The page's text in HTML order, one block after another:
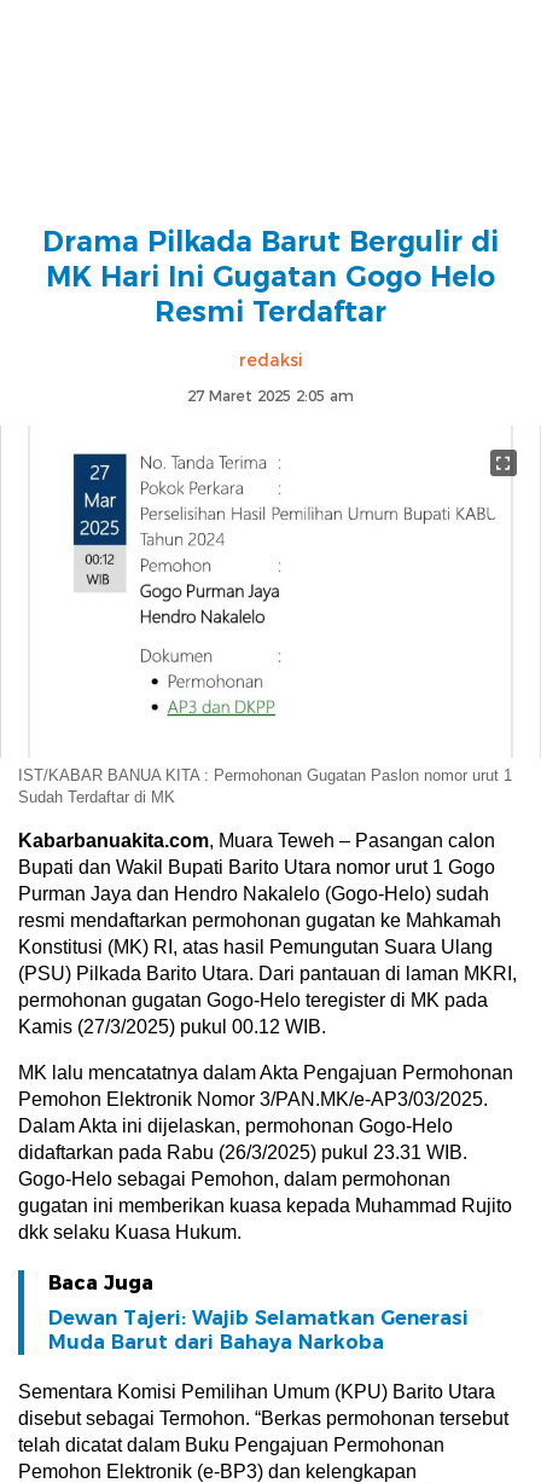
Drama Pilkada Barut Bergulir di
MK Hari Ini Gugatan Gogo Helo
Resmi Terdaftar
redaksi
27 Maret 2025 2:05 am
IST/KABAR BANUA KITA : Permohonan Gugatan Paslon nomor urut 1
Sudah Terdaftar di MK
Kabarbanuakita.com, Muara Teweh – Pasangan calon
Bupati dan Wakil Bupati Barito Utara nomor urut 1 Gogo
Purman Jaya dan Hendro Nakalelo (Gogo-Helo) sudah
resmi mendaftarkan permohonan gugatan ke Mahkamah
Konstitusi (MK) RI, atas hasil Pemungutan Suara Ulang
(PSU) Pilkada Barito Utara. Dari pantauan di laman MKRI,
permohonan gugatan Gogo-Helo teregister di MK pada
Kamis (27/3/2025) pukul 00.12 WIB.
MK lalu mencatatnya dalam Akta Pengajuan Permohonan
Pemohon Elektronik Nomor 3/PAN.MK/e-AP3/03/2025.
Dalam Akta ini dijelaskan, permohonan Gogo-Helo
didaftarkan pada Rabu (26/3/2025) pukul 23.31 WIB.
Gogo-Helo sebagai Pemohon, dalam permohonan
gugatan ini memberikan kuasa kepada Muhammad Rujito
dkk selaku Kuasa Hukum.
Baca Juga
Dewan Tajeri: Wajib Selamatkan Generasi
Muda Barut dari Bahaya Narkoba
Sementara Komisi Pemilihan Umum (KPU) Barito Utara
disebut sebagai Termohon. “Berkas permohonan tersebut
telah dicatat dalam Buku Pengajuan Permohonan
Pemohon Elektronik (e-BP3) dan kelengkapan